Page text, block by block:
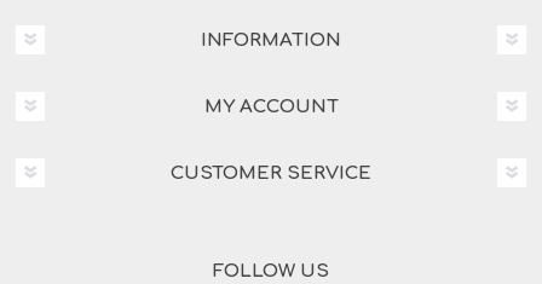
INFORMATION
MY ACCOUNT
CUSTOMER SERVICE
FOLLOW US